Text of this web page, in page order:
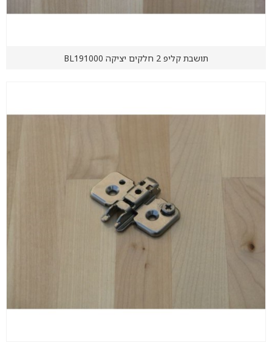
תושבת קליפ 2 חלקים יציקה BL191000